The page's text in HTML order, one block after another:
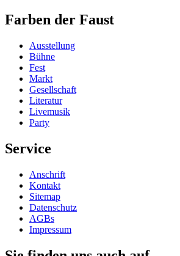
Farben der Faust
Ausstellung
Bühne
Fest
Markt
Gesellschaft
Literatur
Livemusik
Party
Service
Anschrift
Kontakt
Sitemap
Datenschutz
AGBs
Impressum